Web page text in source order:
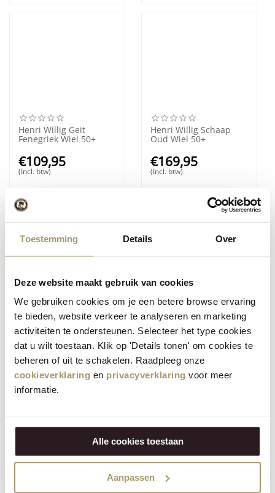
Toestemming Details Over
Deze website maakt gebruik van cookies
We gebruiken cookies om je een betere browse ervaring
te bieden, website verkeer te analyseren en marketing
activiteiten te ondersteunen. Selecteer het type cookies
dat u wilt toestaan. Klik op 'Details tonen' om cookies te
beheren of uit te schakelen. Raadpleeg onze
cookieverklaring en privacyverklaring voor meer
informatie.
Alle cookies toestaan
Aanpassen
Henri Willig Geit
Fenegriek Wiel 50+
€109,95
(Incl. btw)
Henri Willig Schaap
Oud Wiel 50+
€169,95
(Incl. btw)
(58)
Henri Willig Biologische
Gouda Jong Wiel 50+
€89,95
(Incl. btw)
(1)
Henri Willig Biologische
Gouda Belegen Wiel
50+
€94,95
(Incl. btw)